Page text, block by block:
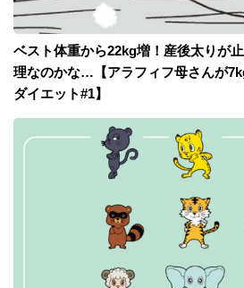
ベスト体重から22kg増！産後太りが
理なのかな…【アラフィフ母さんが
ダイエット#1】